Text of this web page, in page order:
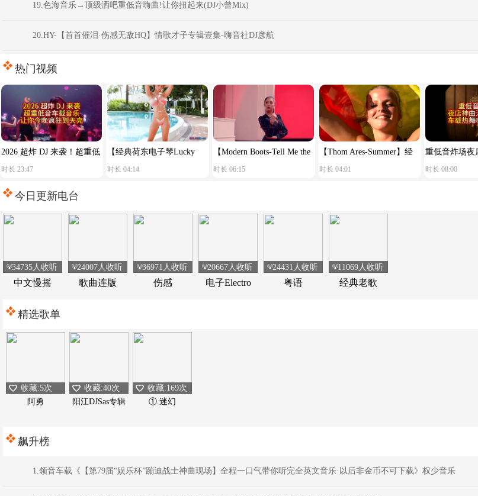
19.色海音乐→顶级洒吧重低音嗨曲!让你扭起来(DJ小曾Mix)
20.HY-【首首催泪·伤感无敌HQ】情歌才子专辑壹集-嗨音社DJ彦航
热门视频
2026 超炸 DJ 来袭！超重低
音车载音乐，让你今晚疯狂
到天亮！
时长 23:47
【经典荷东电子琴Lucky
star】舒服节奏
时长 04:14
【Modern Boots-Tell Me the
Reason You Said Goodbye】
时长 06:15
【Thom Ares-Summer】经
典荷东电音
时长 04:01
重低音炸场夜
飙车载热舞嗨
时长 08:00
今日更新电台
中文慢摇
34735人收听
歌曲连版
24007人收听
伤感
36971人收听
电子Electro
20667人收听
粤语
24431人收听
经典老歌
11069人收听
精选歌单
阿勇
收藏:5次
阳江DJSas专辑
收藏:40次
①.迷幻
收藏:169次
飙升榜
1.领音车载《【第79届“娱乐杯”蹦迪战士神曲现场】全程一口气带你听完全英文音乐·以后非金币不可下载》权少音乐